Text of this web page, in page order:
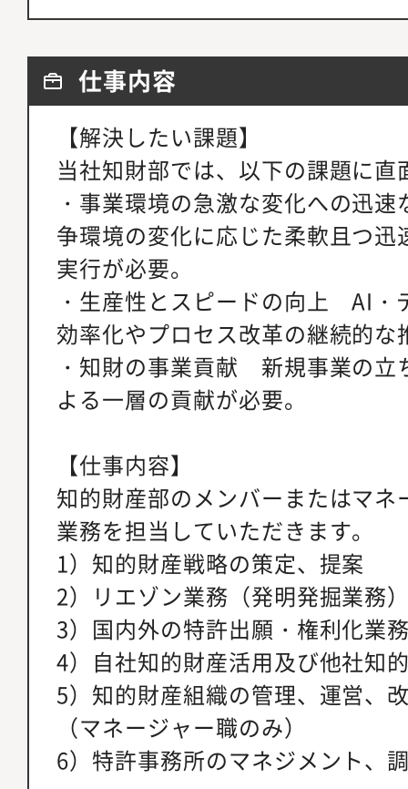
仕事内容
【解決したい課題】
当社知財部では、以下の課題に直
・事業環境の急激な変化への迅
争環境の変化に応じた柔軟且つ
実行が必要。
・生産性とスピードの向上 AI・
効率化やプロセス改革の継続的な
・知財の事業貢献 新規事業の立
よる一層の貢献が必要。
【仕事内容】
知的財産部のメンバーまたはマ
業務を担当していただきます。
1）知的財産戦略の策定、提案
2）リエゾン業務（発明発掘業務
3）国内外の特許出願・権利化業
4）自社知的財産活用及び他社知
5）知的財産組織の管理、運営、
（マネージャー職のみ）
6）特許事務所のマネジメント、